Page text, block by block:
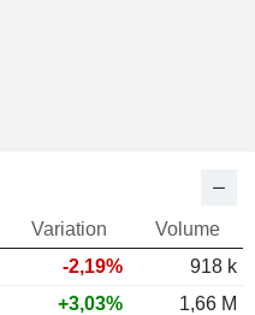
Variation
Volume
-2,19%
918 k
+3,03%
1,66 M